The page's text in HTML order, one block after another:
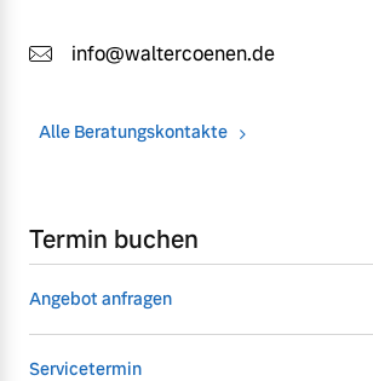
info@waltercoenen.de
Alle Beratungskontakte
Termin buchen
Angebot anfragen
Servicetermin